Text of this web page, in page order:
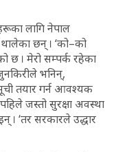
लागि नेपाल
थालेका छन् । ‘को–को
छ । मेरो सम्पर्क रहेका
भनिन्,
तयार गर्न आवश्यक
जस्तो सुरक्षा अवस्था
। ‘तर सरकारले उद्धार